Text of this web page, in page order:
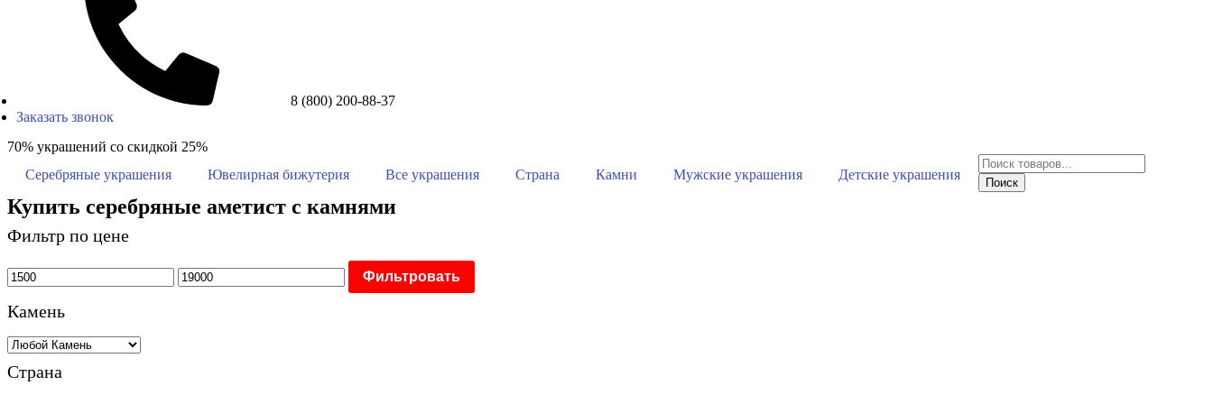
8 (800) 200-88-37
Заказать звонок
70% украшений со скидкой 25%
Серебряные украшения
Ювелирная бижутерия Все украшения Страна Камни Мужские украшения Детские украшения
Поиск
товаров
Поиск
Купить серебряные аметист с камнями
Фильтр по цене
Фильтровать
Камень
Страна